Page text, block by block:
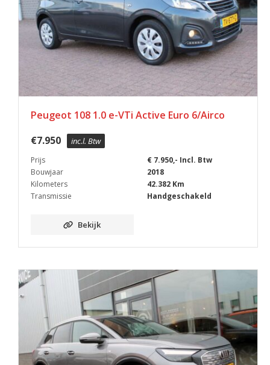
Peugeot 108 1.0 e-VTi Active Euro 6/Airco
€7.950 inc.l. Btw
Prijs
€ 7.950,- Incl. Btw
Bouwjaar
2018
Kilometers
42.382 Km
Transmissie
Handgeschakeld
Bekijk